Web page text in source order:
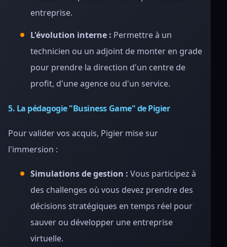
entreprise.
L'évolution interne : Permettre à un
technicien ou un adjoint de monter en grade
pour prendre la direction d'un centre de
profit, d'une agence ou d'un service.
5. La pédagogie "Business Game" de Pigier
Pour valider vos acquis, Pigier mise sur
l'immersion :
Simulations de gestion : Vous participez à
des challenges où vous devez prendre des
décisions stratégiques en temps réel pour
sauver ou développer une entreprise
virtuelle.